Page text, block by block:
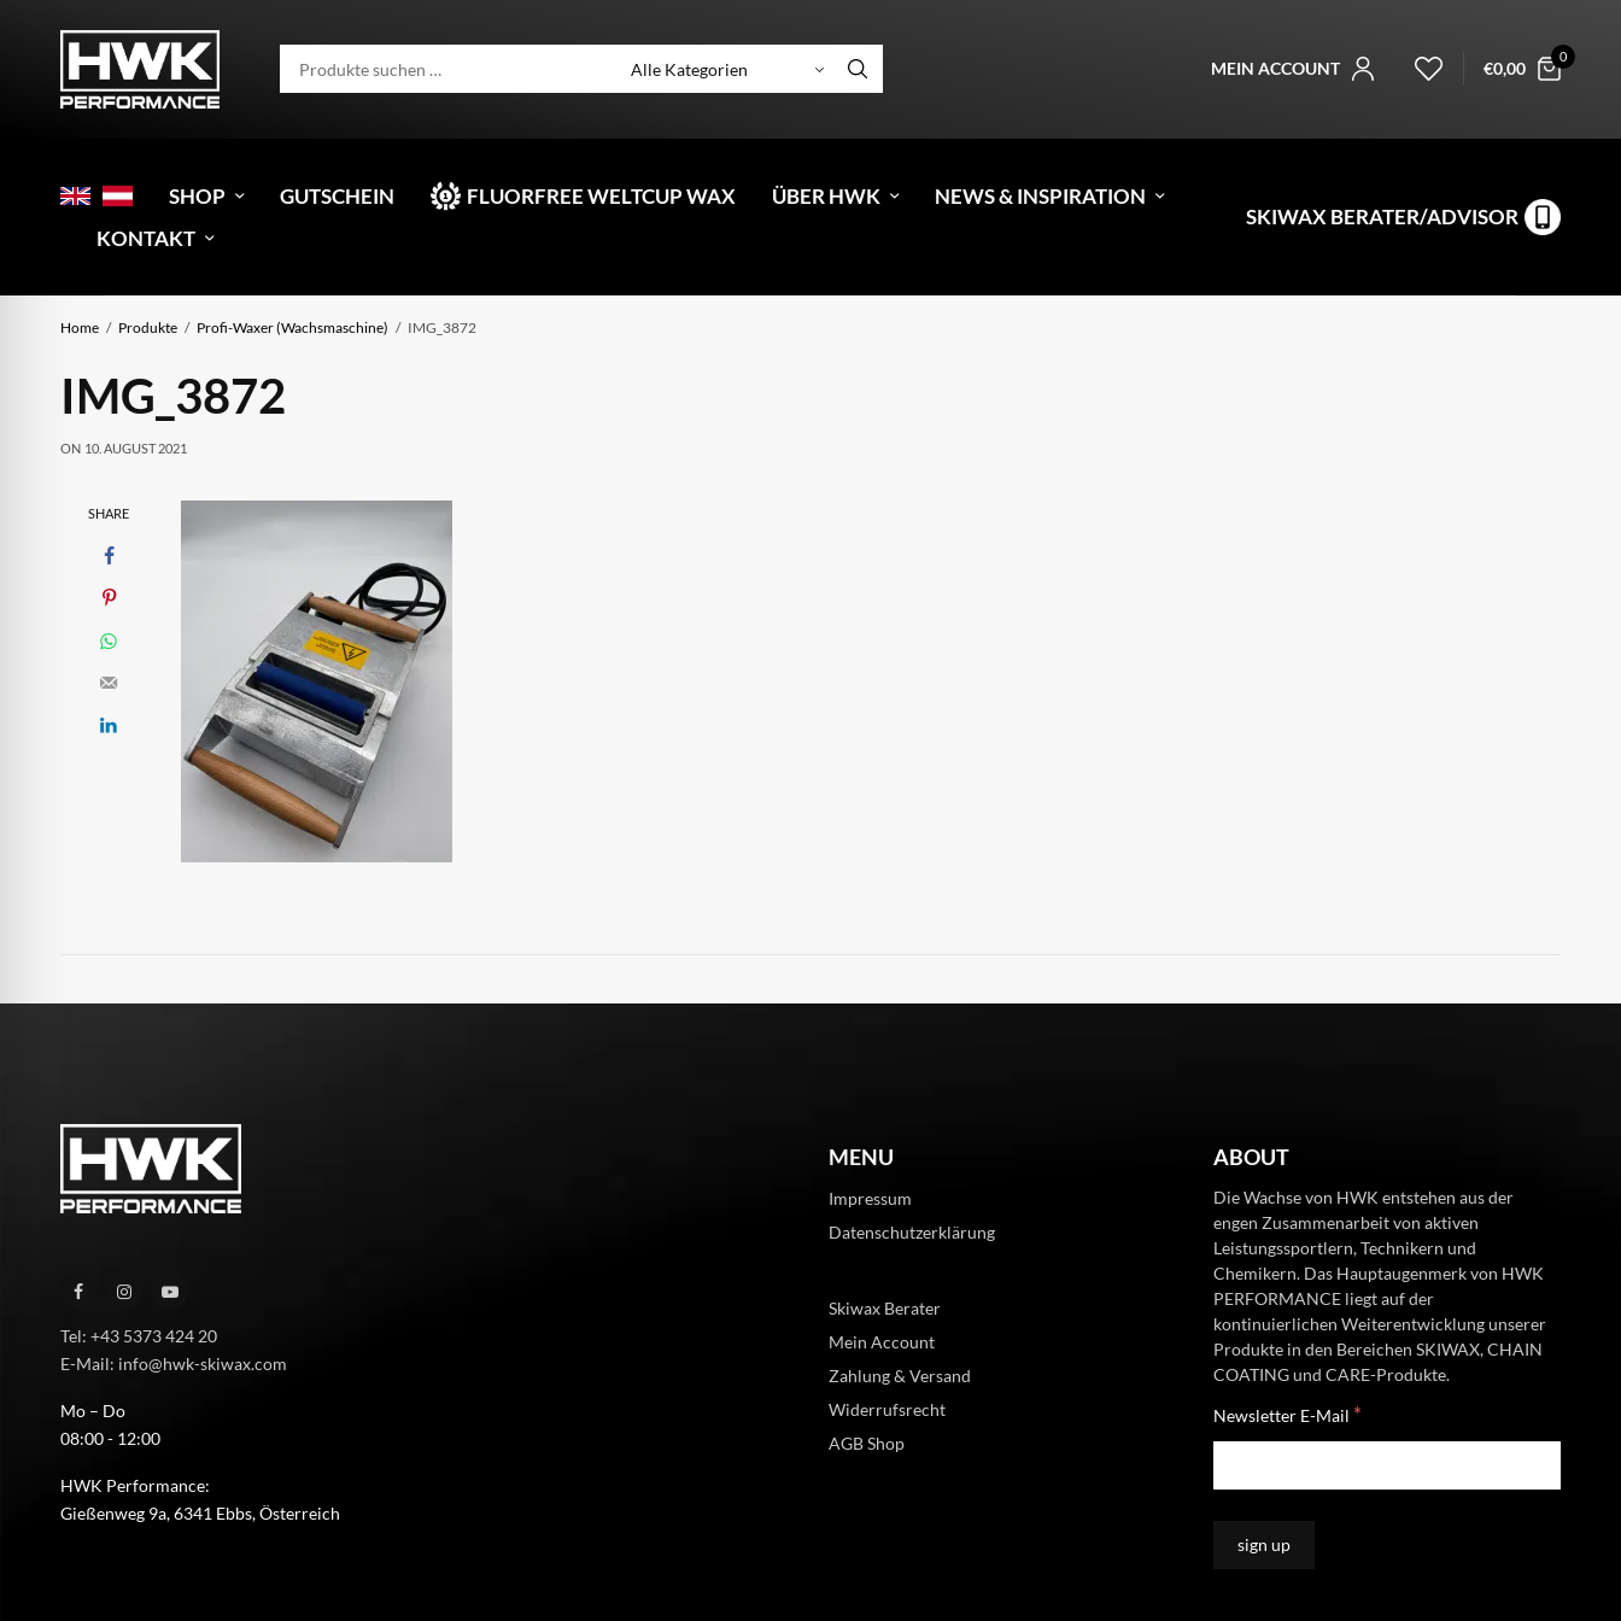
MEIN ACCOUNT €0,00
0
SHOP GUTSCHEIN FLUORFREE WELTCUP WAX ÜBER HWK
NEWS & INSPIRATION
KONTAKT
SKIWAX BERATER/ADVISOR
Home Produkte Profi-Waxer (Wachsmaschine) IMG_3872
IMG_3872
ON 10. AUGUST 2021
SHARE
Tel: +43 5373 424 20
E-Mail: info@hwk-skiwax.com
Mo – Do
08:00 - 12:00
HWK Performance:
Gießenweg 9a, 6341 Ebbs, Österreich
MENU
Impressum
Datenschutzerklärung
Skiwax Berater
Mein Account
Zahlung & Versand
Widerrufsrecht
AGB Shop
ABOUT
Die Wachse von HWK entstehen aus der
engen Zusammenarbeit von aktiven
Leistungssportlern, Technikern und
Chemikern. Das Hauptaugenmerk von HWK
PERFORMANCE liegt auf der
kontinuierlichen Weiterentwicklung unserer
Produkte in den Bereichen SKIWAX, CHAIN
COATING und CARE-Produkte.
Newsletter E-Mail *